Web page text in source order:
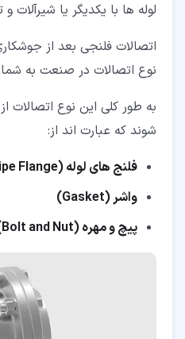
۵‏- جمع بندی
لوله ها با یکدیگر یا
اتصالات فلنجی بعد از
نوع اتصالات در صنعت به
به طور کلی این نوع
شوند که عبارت اند از:
فلنج های لوله (Pipe Flange)
واشر (Gasket)
پیچ و مهره (Bolt and Nut)